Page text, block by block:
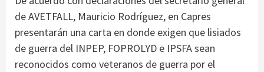
de AVETFALL, Mauricio Rodríguez, en Capres
presentarán una carta en donde exigen que lisiados
de guerra del INPEP, FOPROLYD e IPSFA sean
reconocidos como veteranos de guerra por el